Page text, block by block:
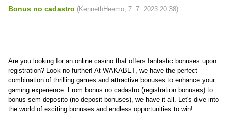
Bonus no cadastro (KennethHeemo, 7. 7. 2023 20:38)
Are you looking for an online casino that offers fantastic bonuses upon
registration? Look no further! At WAKABET, we have the perfect
combination of thrilling games and attractive bonuses to enhance your
gaming experience. From bonus no cadastro (registration bonuses) to
bonus sem deposito (no deposit bonuses), we have it all. Let's dive into
the world of exciting bonuses and endless opportunities to win!